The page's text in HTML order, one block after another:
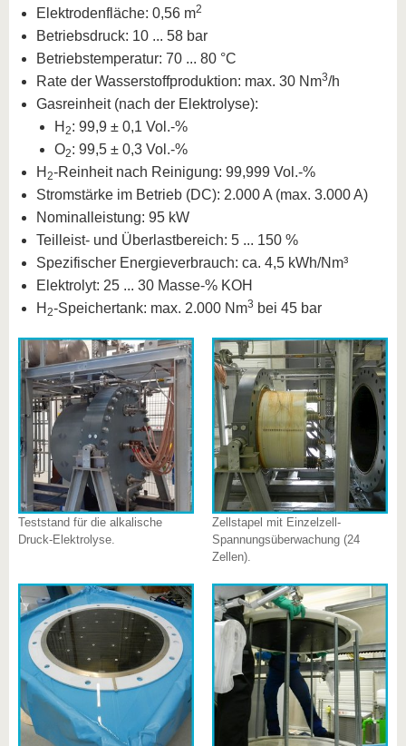
Elektrodenfläche: 0,56 m2
Betriebsdruck: 10 ... 58 bar
Betriebstemperatur: 70 ... 80 °C
Rate der Wasserstoffproduktion: max. 30 Nm3/h
Gasreinheit (nach der Elektrolyse):
H 2: 99,9 ± 0,1 Vol.-%
O2: 99,5 ± 0,3 Vol.-%
H 2-Reinheit nach Reinigung: 99,999 Vol.-%
Stromstärke im Betrieb (DC): 2.000 A (max. 3.000 A)
Nominalleistung: 95 kW
Teilleist- und Überlastbereich: 5 ... 150 %
Spezifischer Energieverbrauch: ca. 4,5 kWh/Nm³
Elektrolyt: 25 ... 30 Masse-% KOH
H 2-Speichertank: max. 2.000 Nm3 bei 45 bar
Teststand für die alkalische
Druck-Elektrolyse.
Zellstapel mit Einzelzell-
Spannungsüberwachung (24
Zellen).